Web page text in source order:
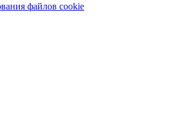
файлов cookie